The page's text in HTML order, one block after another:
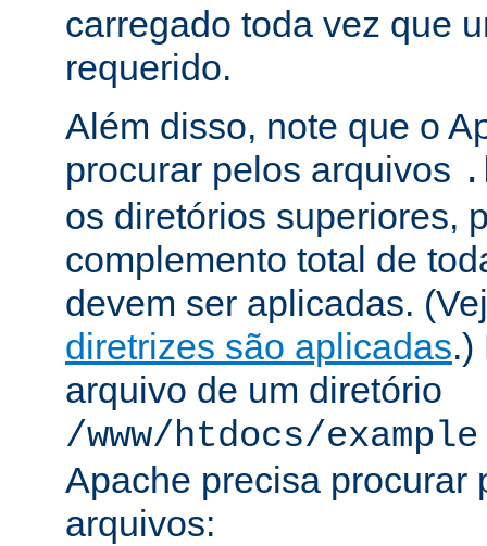
carregado toda vez que
requerido.
Além disso, note que o
procurar pelos arquivos
os diretórios superiores,
complemento total de
devem ser aplicadas.
diretrizes são aplicadas.)
arquivo de um diretório
/www/htdocs/example
Apache precisa procurar
arquivos: